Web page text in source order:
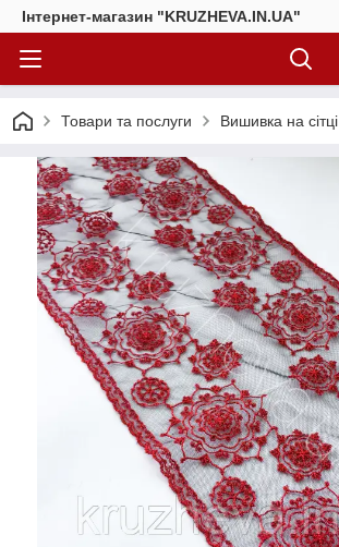
Інтернет-магазин "KRUZHEVA.IN.UA"
Товари та послуги Вишивка на сітці